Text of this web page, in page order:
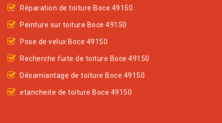
Réparation de toiture Boce 49150
Peinture sur toiture Boce 49150
Pose de velux Boce 49150
Recherche fuite de toiture Boce 49150
Désamiantage de toiture Boce 49150
etancheite de toiture Boce 49150